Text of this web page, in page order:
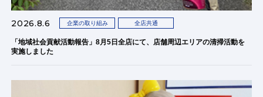
2026.8.6 企業の取り組み 全店共通
「地域社会貢献活動報告」8月5日全店にて、店舗周辺エリアの清掃活動を
実施しました